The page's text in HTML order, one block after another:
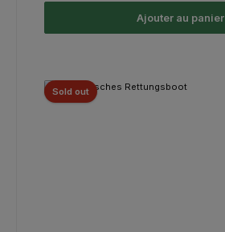
Ajouter au panier
Sold out